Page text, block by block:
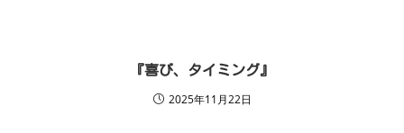
『喜び、タイミング』
2025年11月22日